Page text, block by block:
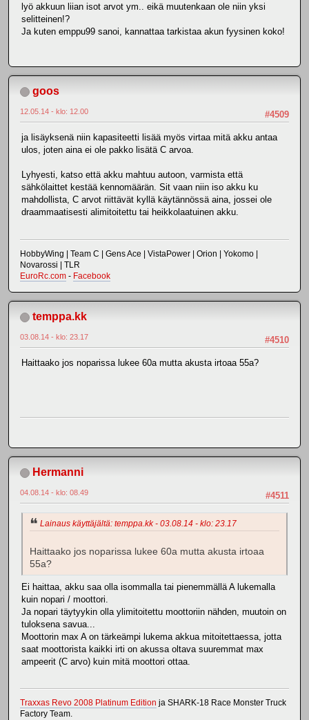
lyö akkuun liian isot arvot ym.. eikä muutenkaan ole niin yksi
selitteinen!?
Ja kuten emppu99 sanoi, kannattaa tarkistaa akun fyysinen koko!
goos
#4509
12.05.14 - klo: 12.00
ja lisäyksenä niin kapasiteetti lisää myös virtaa mitä akku antaa
ulos, joten aina ei ole pakko lisätä C arvoa.
Lyhyesti, katso että akku mahtuu autoon, varmista että
sähkölaittet kestää kennomäärän. Sit vaan niin iso akku ku
mahdollista, C arvot riittävät kyllä käytännössä aina, jossei ole
draammaatisesti alimitoitettu tai heikkolaatuinen akku.
HobbyWing | Team C | Gens Ace | VistaPower | Orion | Yokomo |
Novarossi | TLR
EuroRc.com - Facebook
temppa.kk
#4510
03.08.14 - klo: 23.17
Haittaako jos noparissa lukee 60a mutta akusta irtoaa 55a?
Hermanni
#4511
04.08.14 - klo: 08.49
Lainaus käyttäjältä: temppa.kk - 03.08.14 - klo: 23.17
Haittaako jos noparissa lukee 60a mutta akusta irtoaa
55a?
Ei haittaa, akku saa olla isommalla tai pienemmällä A lukemalla
kuin nopari / moottori.
Ja nopari täytyykin olla ylimitoitettu moottoriin nähden, muutoin on
tuloksena savua...
Moottorin max A on tärkeämpi lukema akkua mitoitettaessa, jotta
saat moottorista kaikki irti on akussa oltava suuremmat max
ampeerit (C arvo) kuin mitä moottori ottaa.
Traxxas Revo 2008 Platinum Edition ja SHARK-18 Race Monster Truck
Factory Team.